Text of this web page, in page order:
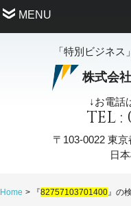
MENU
「特別ビジネ
株式会
↓お電話
TEL :
〒103-0022東京
日
Home 『82757103701400』の